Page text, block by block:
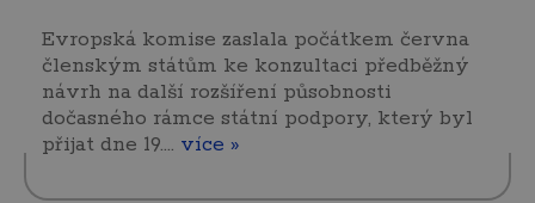
Evropská komise zaslala počátkem června
členským státům ke konzultaci předběžný
návrh na další rozšíření působnosti
dočasného rámce státní podpory, který byl
přijat dne 19.… více »